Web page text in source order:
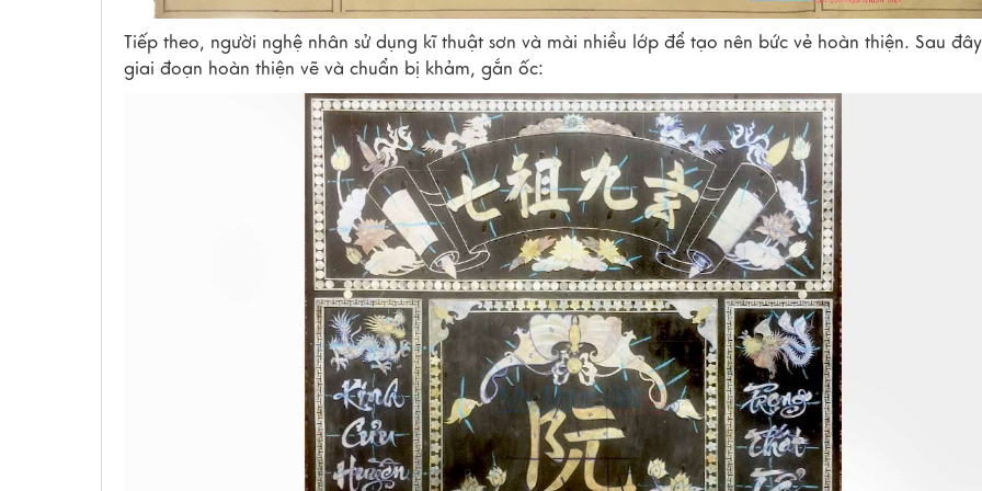
Tiếp theo, người nghệ nhân sử dụng kĩ thuật sơn và mài nhiều lớp để tạo nên bức vẻ hoàn thiện. Sau
giai đoạn hoàn thiện vẽ và chuẩn bị khảm, gắn ốc: